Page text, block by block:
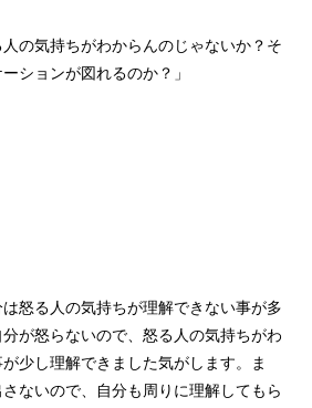
人の気持ちがわからんのじゃないか？そ
ションが図れるのか？」
怒る人の気持ちが理解できない事が多
が怒らないので、怒る人の気持ちがわ
少し理解できました気がします。ま
ないので、自分も周りに理解してもら